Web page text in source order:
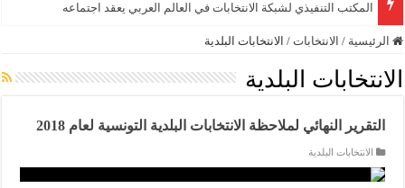
المكتب التنفيذي لشبكة الانتخابات في العالم العربي يعقد اجتماعه
الرئيسية / الانتخابات / الانتخابات البلدية
الانتخابات البلدية
التقرير النهائي لملاحظة الانتخابات البلدية التونسية لعام 2018
الانتخابات البلدية